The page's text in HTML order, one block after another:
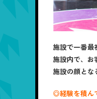
施設で一番最
施設内で、お
施設の顔とな
◎経験を積ん